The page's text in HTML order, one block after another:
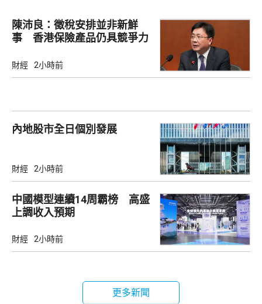
陳沛良：徵稅安排並非新鮮
事 香港保險產品仍具競爭力
財經 2小時前
內地股市全日個別發展
財經 2小時前
中國模型連續14周霸榜 高盛
上調收入預期
財經 2小時前
更多新聞